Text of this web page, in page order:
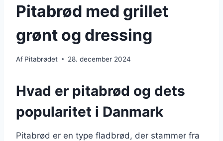
Pitabrød med grillet
grønt og dressing
Af Pitabrødet 28. december 2024
Hvad er pitabrød og dets
popularitet i Danmark
Pitabrød er en type fladbrød, der stammer fra